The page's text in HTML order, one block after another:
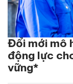
Đổi mới mô
động lực
vững*